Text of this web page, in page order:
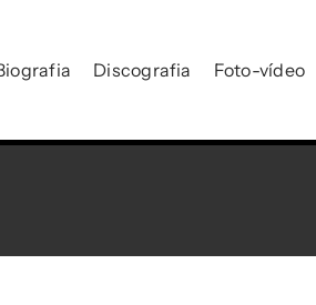
Discografia Foto-vídeo